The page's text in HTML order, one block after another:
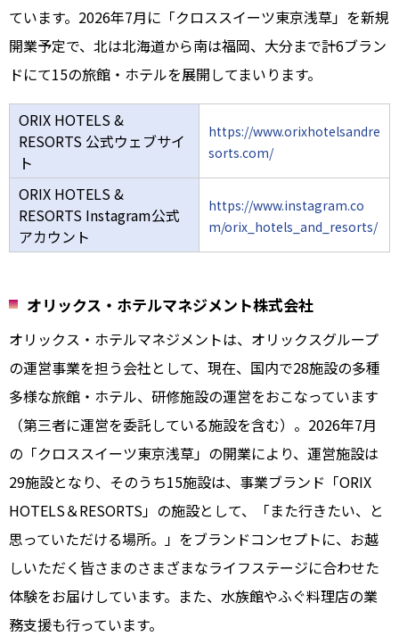
ています。2026年7月に「クロススイーツ東京浅草」を新規
開業予定で、北は北海道から南は福岡、大分まで計6ブラン
ドにて15の旅館・ホテルを展開してまいります。
ORIX HOTELS &
RESORTS 公式ウェブサイ
ト
https://www.orixhotelsandre
sorts.com/
ORIX HOTELS &
RESORTS Instagram公式
アカウント
https://www.instagram.co
m/orix_hotels_and_resorts/
オリックス・ホテルマネジメント株式会社
オリックス・ホテルマネジメントは、オリックスグループ
の運営事業を担う会社として、現在、国内で28施設の多種
多様な旅館・ホテル、研修施設の運営をおこなっています
（第三者に運営を委託している施設を含む）。2026年7月
の「クロススイーツ東京浅草」の開業により、運営施設は
29施設となり、そのうち15施設は、事業ブランド「ORIX
HOTELS＆RESORTS」の施設として、「また行きたい、と
思っていただける場所。」をブランドコンセプトに、お越
しいただく皆さまのさまざまなライフステージに合わせた
体験をお届けしています。また、水族館やふぐ料理店の業
務支援も行っています。